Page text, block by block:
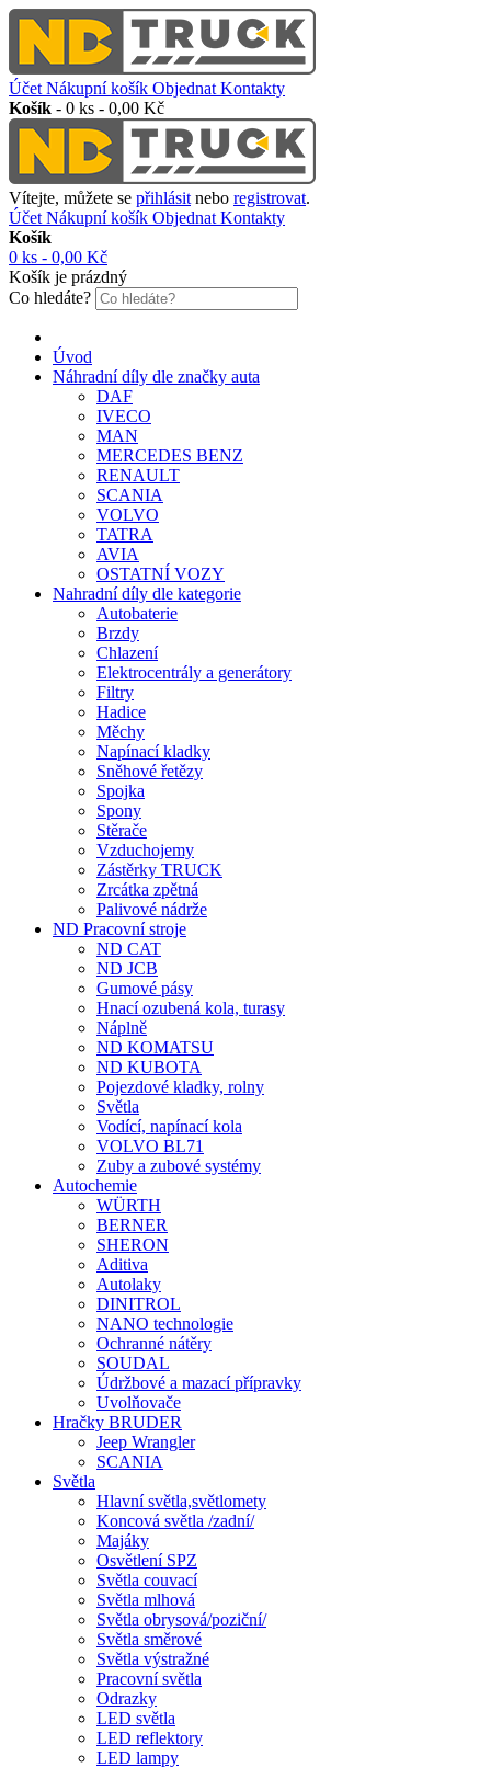
Účet Nákupní košík Objednat Kontakty
Košík - 0 ks - 0,00 Kč
Vítejte, můžete se přihlásit nebo registrovat.
Účet Nákupní košík Objednat Kontakty
Košík
0 ks - 0,00 Kč
Košík je prázdný
Co hledáte?
Úvod
Náhradní díly dle značky auta
DAF
IVECO
MAN
MERCEDES BENZ
RENAULT
SCANIA
VOLVO
TATRA
AVIA
OSTATNÍ VOZY
Nahradní díly dle kategorie
Autobaterie
Brzdy
Chlazení
Elektrocentrály a generátory
Filtry
Hadice
Měchy
Napínací kladky
Sněhové řetězy
Spojka
Spony
Stěrače
Vzduchojemy
Zástěrky TRUCK
Zrcátka zpětná
Palivové nádrže
ND Pracovní stroje
ND CAT
ND JCB
Gumové pásy
Hnací ozubená kola, turasy
Náplně
ND KOMATSU
ND KUBOTA
Pojezdové kladky, rolny
Světla
Vodící, napínací kola
VOLVO BL71
Zuby a zubové systémy
Autochemie
WÜRTH
BERNER
SHERON
Aditiva
Autolaky
DINITROL
NANO technologie
Ochranné nátěry
SOUDAL
Údržbové a mazací přípravky
Uvolňovače
Hračky BRUDER
Jeep Wrangler
SCANIA
Světla
Hlavní světla,světlomety
Koncová světla /zadní/
Majáky
Osvětlení SPZ
Světla couvací
Světla mlhová
Světla obrysová/poziční/
Světla směrové
Světla výstražné
Pracovní světla
Odrazky
LED světla
LED reflektory
LED lampy